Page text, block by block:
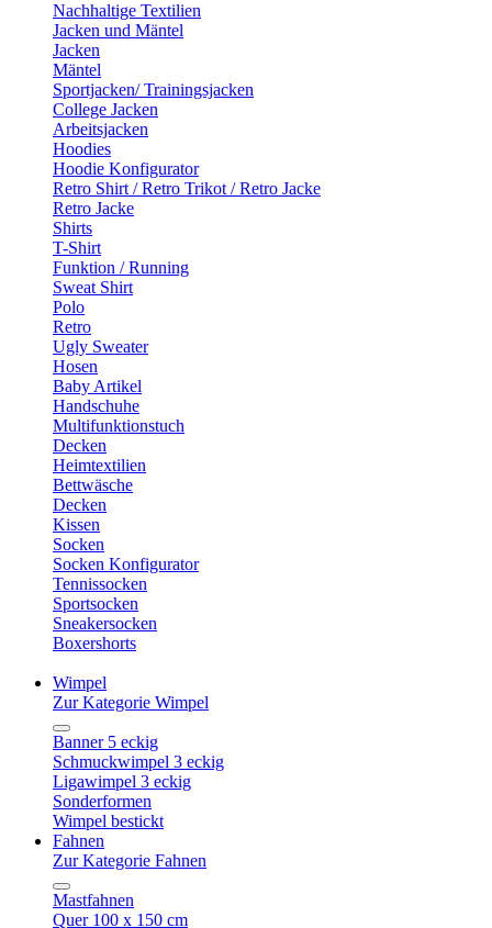
Nachhaltige Textilien
Jacken und Mäntel
Jacken
Mäntel
Sportjacken/ Trainingsjacken
College Jacken
Arbeitsjacken
Hoodies
Hoodie Konfigurator
Retro Shirt / Retro Trikot / Retro Jacke
Retro Jacke
Shirts
T-Shirt
Funktion / Running
Sweat Shirt
Polo
Retro
Ugly Sweater
Hosen
Baby Artikel
Handschuhe
Multifunktionstuch
Decken
Heimtextilien
Bettwäsche
Decken
Kissen
Socken
Socken Konfigurator
Tennissocken
Sportsocken
Sneakersocken
Boxershorts
Wimpel
Zur Kategorie Wimpel
Banner 5 eckig
Schmuckwimpel 3 eckig
Ligawimpel 3 eckig
Sonderformen
Wimpel bestickt
Fahnen
Zur Kategorie Fahnen
Mastfahnen
Quer 100 x 150 cm